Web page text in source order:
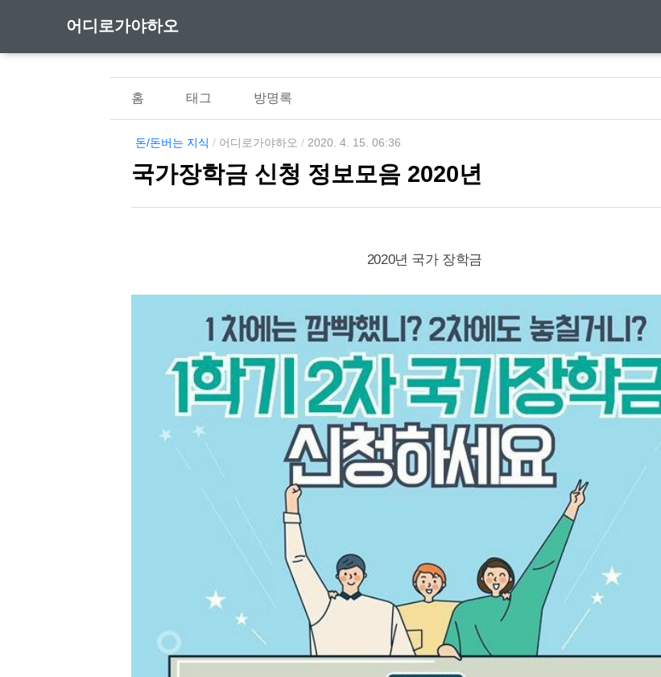
어디로가야하오
홈 태그 방명록
돈/돈버는 지식 / 어디로가야하오 / 2020. 4. 15. 06:36
국가장학금 신청 정보모음 2020년
2020년 국가 장학금